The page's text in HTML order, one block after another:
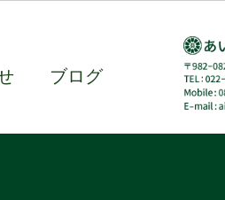
ブログ